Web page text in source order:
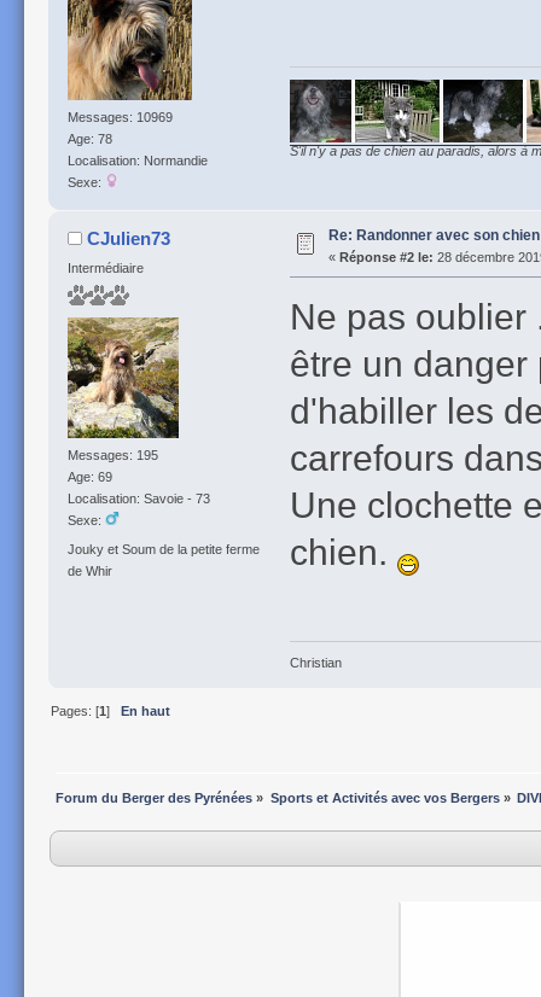
Messages: 10969
Age: 78
Localisation: Normandie
Sexe:
S'il n'y a pas de chien au paradis, alors à
CJulien73
Intermédiaire
Messages: 195
Age: 69
Localisation: Savoie - 73
Sexe:
Jouky et Soum de la petite ferme
de Whir
Re: Randonner avec son chien
« Réponse #2 le: 28 décembre
Ne pas oublier
être un danger
d'habiller les
carrefours
Une clochette
chien.
Christian
Pages: [1]En haut
Forum du Berger des Pyrénées » Sports et Activités avec vos Bergers»